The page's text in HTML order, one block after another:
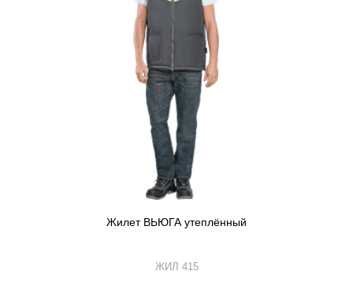
Жилет ВЬЮГА утеплённый
ЖИЛ 415